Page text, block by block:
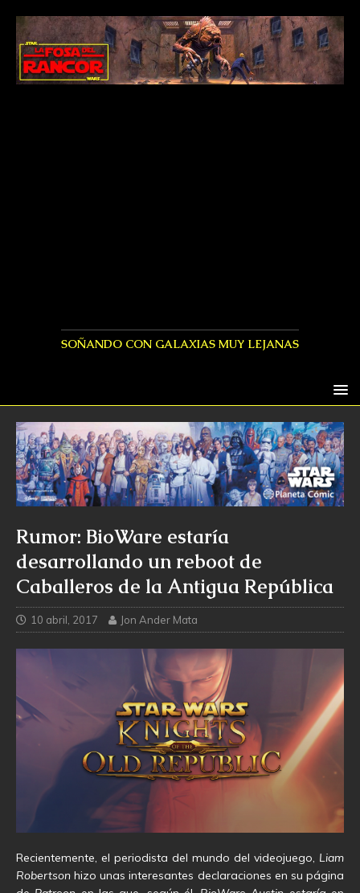
SOÑANDO CON GALAXIAS MUY LEJANAS
Rumor: BioWare estaría
desarrollando un reboot de
Caballeros de la Antigua República
10 abril, 2017 Jon Ander Mata
Recientemente, el periodista del mundo del videojuego, Liam
Robertson hizo unas interesantes declaraciones en su página